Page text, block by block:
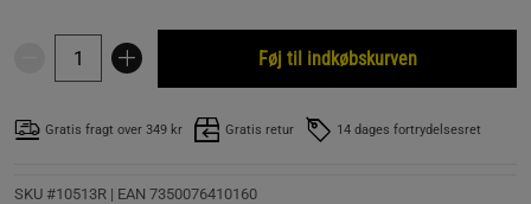
Føj til indkøbskurven
Gratis fragt over 349 kr Gratis retur 14 dages fortrydelsesret
SKU #10513R | EAN 7350076410160